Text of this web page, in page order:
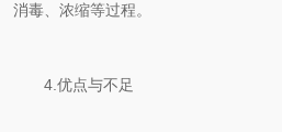
消毒、浓缩等过程。
4.优点与不足